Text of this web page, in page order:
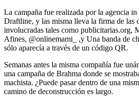
La campaña fue realizada por la agencia
Draftline, y las misma lleva la firma de las
involucradas tales como publicitarias.org,
Afines, @onlinemami_ ,y Una banda de
sólo aparecía a través de un código QR.
Semanas antes la misma compañía fue
una campaña de Brahma donde se
machista. ¿Puede pasar dentro de una
camino de deconstrucción es largo.